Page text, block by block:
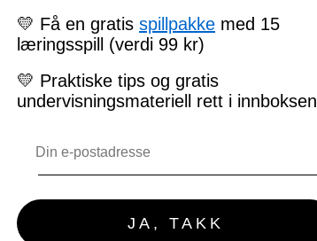
💛 Få en gratis spillpakke med 15
læringsspill (verdi 99 kr)
💛 Praktiske tips og gratis
undervisningsmateriell rett i innboksen
JA, TAKK